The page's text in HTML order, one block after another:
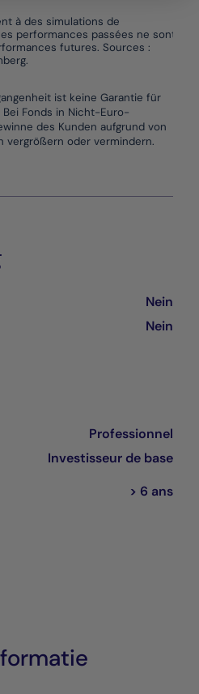
à des simulations de
performances passées ne sont pas
futures. Sources :
ist keine Garantie für
Fonds in Nicht-Euro-
des Kunden aufgrund von
vergrößern oder vermindern.
Nein
Nein
Professionnel
Investisseur de base
> 6 ans